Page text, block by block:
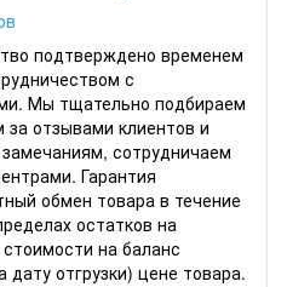
подтверждено временем
с
Мы тщательно подбираем
отзывами клиентов и
сотрудничаем
Гарантия
обмен товара в течение
остатков на
на баланс
дату отгрузки) цене товара.